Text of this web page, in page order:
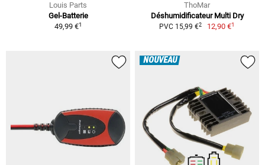
Louis Parts
Gel-Batterie
49,99 €1
ThoMar
Déshumidificateur Multi Dry
PVC 15,99 €2 12,90 €1
NOUVEAU